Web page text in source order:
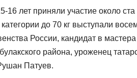
лет приняли участие около
до 70 кг выступали
России, кандидат в мастера
района, уроженец
Патуев.